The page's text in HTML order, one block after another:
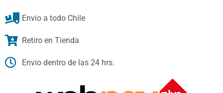
Envio a todo Chile
Retiro en Tienda
Envio dentro de las 24 hrs.